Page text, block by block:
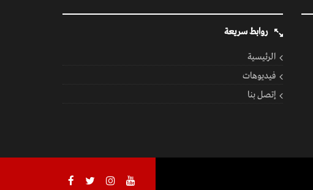
روابط سريعة
الرئيسية
فيديوهات
إتصل بنا